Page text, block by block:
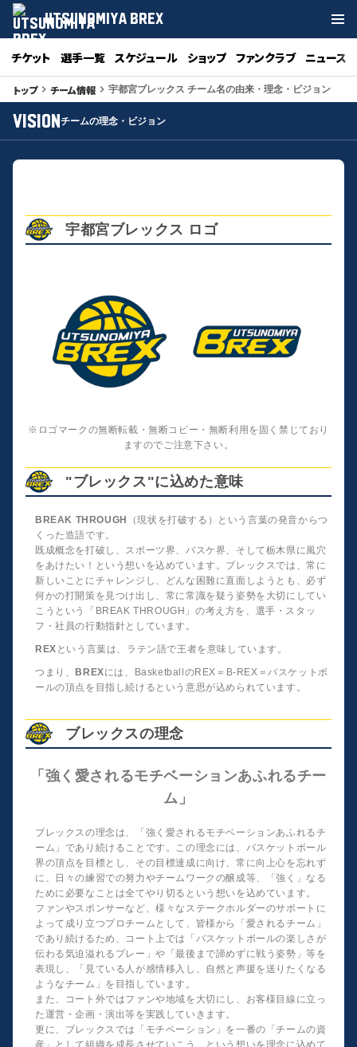
UTSUNOMIYA BREX
チケット 選手一覧 スケジュール ショップ ファンクラブ ニュース
トップkeyboard_arrow_right チーム情報 keyboard_arrow_right 宇都宮ブレックス チーム名の由来・理念・ビジョン
VISION チームの理念・ビジョン
宇都宮ブレックス ロゴ
※ロゴマークの無断転載・無断コピー・無断利用を固く禁じており
ますのでご注意下さい。
"ブレックス"に込めた意味
BREAK THROUGH
（現状を打破する）という言葉の発音からつ
くった造語です。
既成概念を打破し、スポーツ界、バスケ界、そして栃木県に風穴
をあけたい！という想いを込めています。ブレックスでは、常に
新しいことにチャレンジし、どんな困難に直面しようとも、必ず
何かの打開策を見つけ出し、常に常識を疑う姿勢を大切にしてい
こうという「BREAK THROUGH」の考え方を、選手・スタッ
フ・社員の行動指針としています。
REX という言葉は、ラテン語で王者を意味しています。
つまり、BREXには、BasketballのREX＝B-REX＝バスケットボ
ールの頂点を目指し続けるという意思が込められています。
ブレックスの理念
「強く愛されるモチベーションあふれるチー
ム」
ブレックスの理念は、「強く愛されるモチベーションあふれるチ
ーム」であり続けることです。この理念には、バスケットボール
界の頂点を目標とし、その目標達成に向け、常に向上心を忘れず
に、日々の練習での努力やチームワークの醸成等、「強く」なる
ために必要なことは全てやり切るという想いを込めています。
ファンやスポンサーなど、様々なステークホルダーのサポートに
よって成り立つプロチームとして、皆様から「愛されるチーム」
であり続けるため、コート上では「バスケットボールの楽しさが
伝わる気迫溢れるプレー」や「最後まで諦めずに戦う姿勢」等を
表現し、「見ている人が感情移入し、自然と声援を送りたくなる
ようなチーム」を目指しています。
また、コート外ではファンや地域を大切にし、お客様目線に立っ
た運営・企画・演出等を実践していきます。
更に、ブレックスでは「モチベーション」を一番の「チームの資
産」として組織を成長させていこう、という想いを理念に込めて